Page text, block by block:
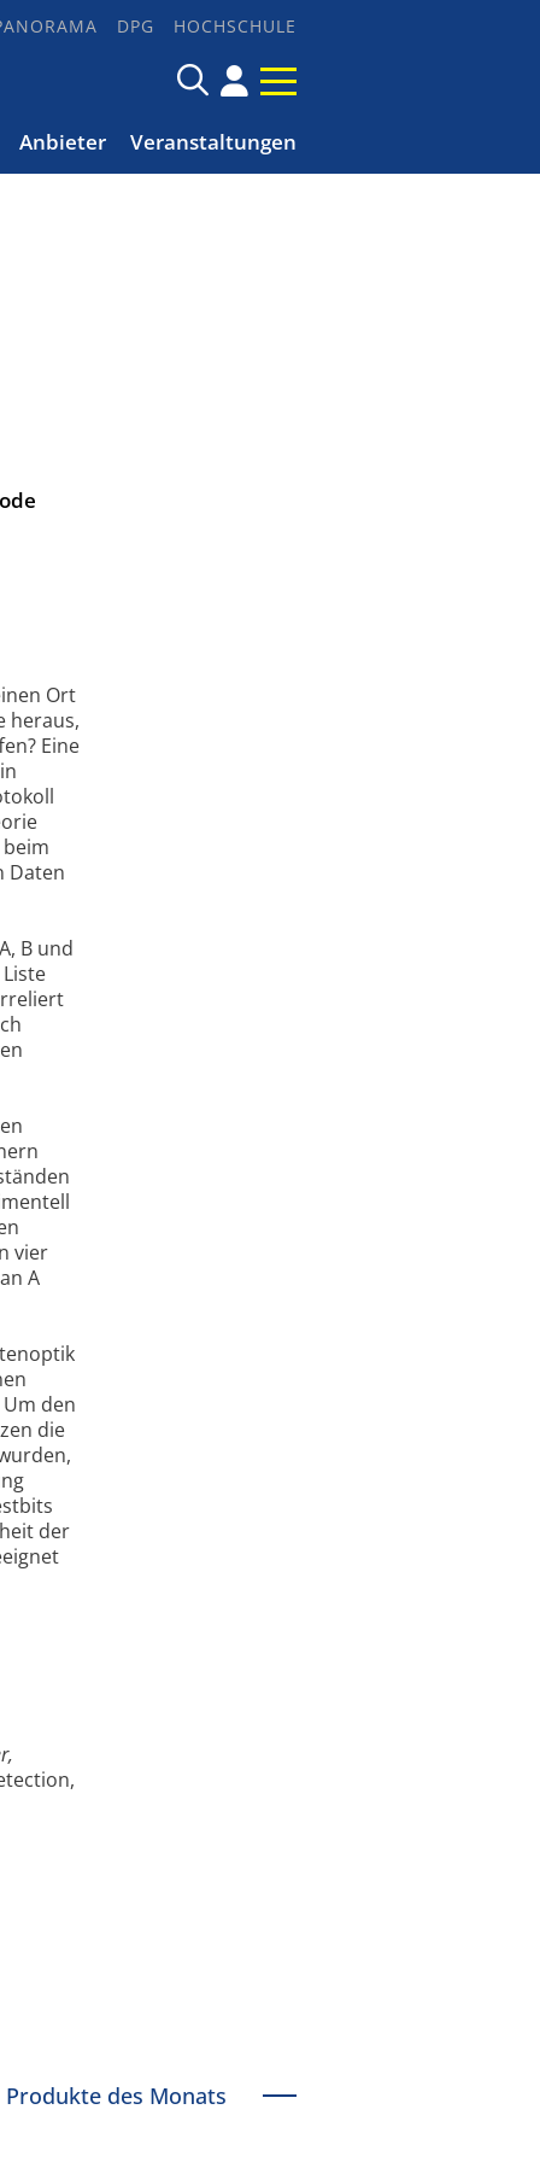
DPG HOCHSCHULE
Anbieter Veranstaltungen
Ort
heraus,
Eine
Daten
B und
vier
A
den
die
der
Produkte des Monats